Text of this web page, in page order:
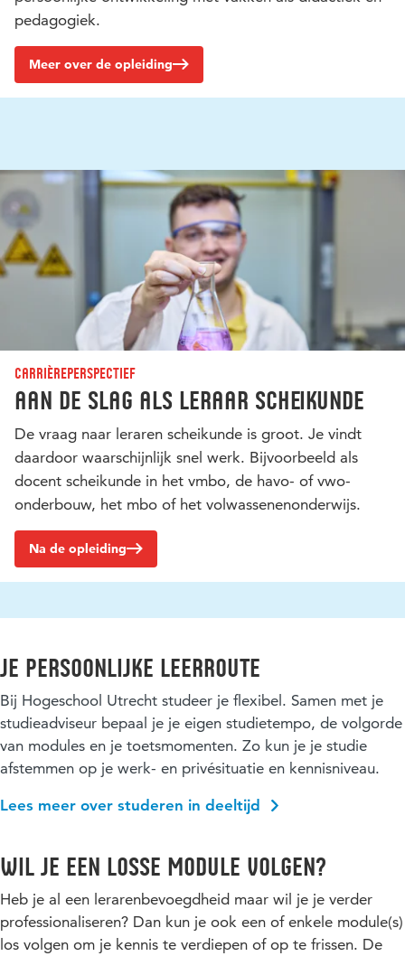
pedagogiek.
Meer over de opleiding
Carrièreperspectief
Aan de slag als leraar scheikunde
De vraag naar leraren scheikunde is groot. Je vindt
daardoor waarschijnlijk snel werk. Bijvoorbeeld als
docent scheikunde in het vmbo, de havo- of vwo-
onderbouw, het mbo of het volwassenenonderwijs.
Na de opleiding
Je persoonlijke leerroute
Bij Hogeschool Utrecht studeer je flexibel. Samen met je
studieadviseur bepaal je je eigen studietempo, de volgorde
van modules en je toetsmomenten. Zo kun je je studie
afstemmen op je werk- en privésituatie en kennisniveau.
Lees meer over studeren in deeltijd
Wil je een losse module volgen?
Heb je al een lerarenbevoegdheid maar wil je je verder
professionaliseren? Dan kun je ook een of enkele module(s)
los volgen om je kennis te verdiepen of op te frissen. De